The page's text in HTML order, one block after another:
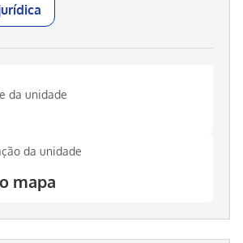
da unidade
da unidade
mapa